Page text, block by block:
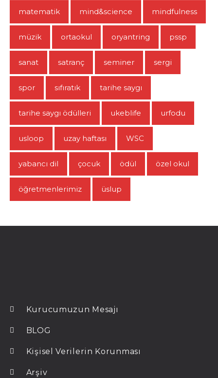
matematik mind&science mindfulness
müzik ortaokul oryantring pssp
sanat satranç seminer sergi
spor sıfıratık tarihe saygı
tarihe saygı ödülleri ukeblife urfodu
usloop uzay haftası WSC
yabancı dil çocuk ödül özel okul
öğretmenlerimiz üslup
Kurucumuzun Mesajı
BLOG
Kişisel Verilerin Korunması
Arşiv